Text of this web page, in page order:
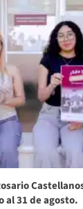
al 31 de agosto.